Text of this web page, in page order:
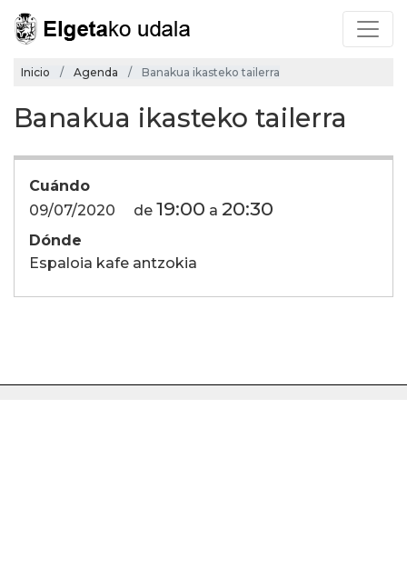
Inicio Agenda Banakua ikasteko tailerra
Banakua ikasteko tailerra
Cuándo
09/07/2020
de 19:00 a 20:30
Dónde
Espaloia kafe antzokia